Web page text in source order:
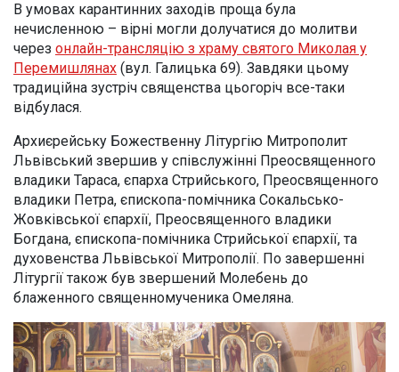
В умовах карантинних заходів проща була
нечисленною – вірні могли долучатися до молитви
через онлайн-трансляцію з храму святого Миколая у
Перемишлянах (вул. Галицька 69). Завдяки цьому
традиційна зустріч священства цьогоріч все-таки
відбулася.
Архиєрейську Божественну Літургію Митрополит
Львівський звершив у співслужінні Преосвященного
владики Тараса, єпарха Стрийського, Преосвященного
владики Петра, єпископа-помічника Сокальсько-
Жовківської єпархії, Преосвященного владики
Богдана, єпископа-помічника Стрийської єпархії, та
духовенства Львівської Митрополії. По завершенні
Літургії також був звершений Молебень до
блаженного священномученика Омеляна.